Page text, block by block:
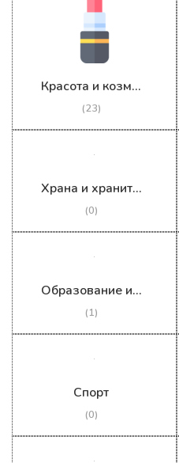
Красота и козметика
(23)
Храна и хранителни стоки
(0)
Образование и учене
(1)
Спорт
(0)